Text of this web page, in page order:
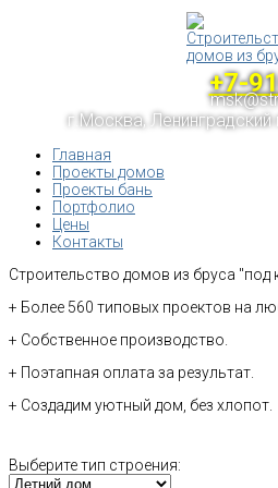
+7-
г.Москва,
Главная
Проекты домов
Проекты бань
Портфолио
Цены
Контакты
Строительство домов из бруса "под
+ Более 560 типовых проектов на
+ Собственное производство.
+ Поэтапная оплата за результат.
+ Создадим уютный дом, без хлопот.
Выберите тип строения: